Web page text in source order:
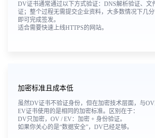
DV证书通常通过以下方式验证：DNS解析验证、文
证；整个过程无需提交企业资料，大多数情况下几分
即可完成签发。
适合需要快速上线HTTPS的网站。
加密标准且成本低
虽然DV证书不验证身份，但在加密技术层面，与
EV证书使用的是相同的加密标准。区别在于：
DV只加密，OV / EV：加密 + 身份验证。
如果你关心的是“数据安全”，DV已经足够。